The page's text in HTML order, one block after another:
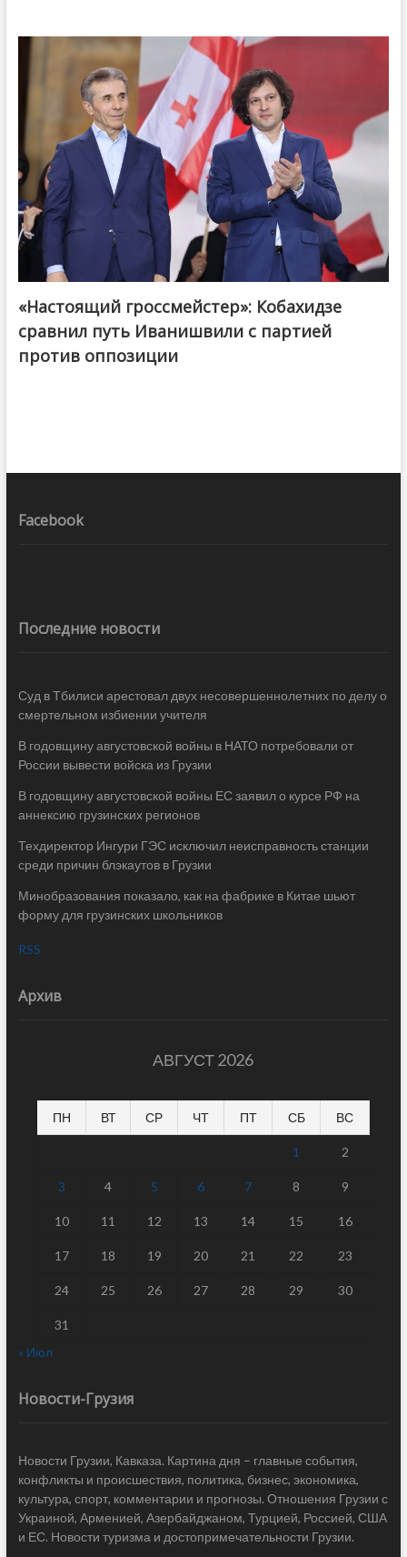
@ქართული ოცნება / Georgian Dream
«Настоящий гроссмейстер»: Кобахидзе
сравнил путь Иванишвили с партией
против оппозиции
Facebook
Последние новости
Суд в Тбилиси арестовал двух несовершеннолетних по делу о
смертельном избиении учителя
В годовщину августовской войны в НАТО потребовали от
России вывести войска из Грузии
В годовщину августовской войны ЕС заявил о курсе РФ на
аннексию грузинских регионов
Техдиректор Ингури ГЭС исключил неисправность станции
среди причин блэкаутов в Грузии
Минобразования показало, как на фабрике в Китае шьют
форму для грузинских школьников
RSS
Архив
АВГУСТ 2026
ПН ВТ СР ЧТ ПТ СБ ВС
1 2
3 4 5 6 7 8 9
10 11 12 13 14 15 16
17 18 19 20 21 22 23
24 25 26 27 28 29 30
31
« Июл
Новости-Грузия
Новости Грузии, Кавказа. Картина дня – главные события,
конфликты и происшествия, политика, бизнес, экономика,
культура, спорт, комментарии и прогнозы. Отношения Грузии с
Украиной, Арменией, Азербайджаном, Турцией, Россией, США
и ЕС. Новости туризма и достопримечательности Грузии.